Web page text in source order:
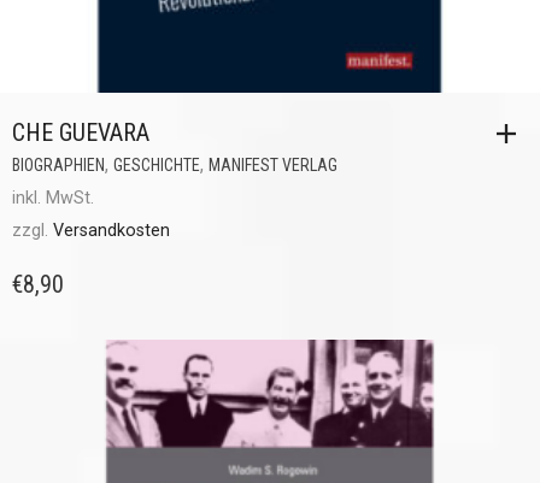
CHE GUEVARA
BIOGRAPHIEN, GESCHICHTE, MANIFEST VERLAG
inkl. MwSt.
zzgl. Versandkosten
€8,90